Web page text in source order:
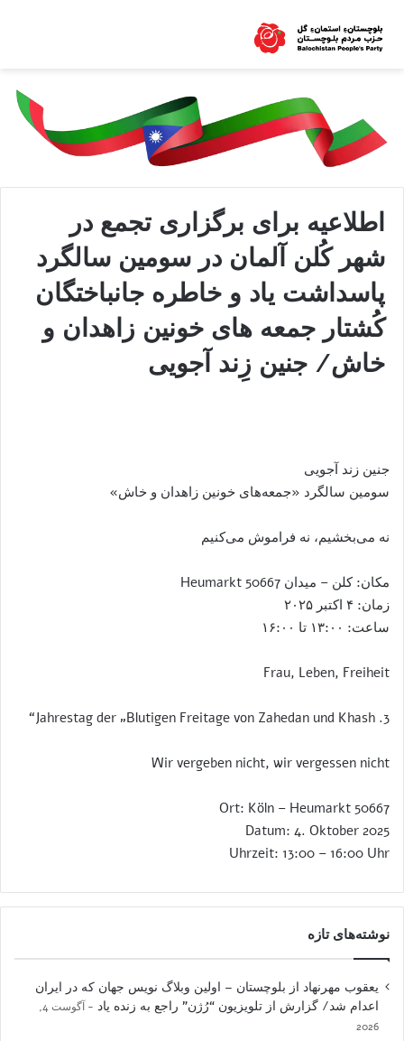
اطلاعیه برای برگزاری تجمع در
شهر کُلن آلمان در سومین سالگرد
پاسداشت یاد و خاطره جانباختگان
کُشتار جمعه های خونین زاهدان و
خاش/ جنین زِند آجویی
جنین زند آجویی
سومین سالگرد «جمعه‌های خونین زاهدان و خاش»
نه می‌بخشیم، نه فراموش می‌کنیم
مکان: کلن – میدان Heumarkt 50667
زمان: ۴ اکتبر ۲۰۲۵
ساعت: ۱۳:۰۰ تا ۱۶:۰۰
Frau, Leben, Freiheit
3. Jahrestag der „Blutigen Freitage von Zahedan und Khash“
Wir vergeben nicht, wir vergessen nicht
Ort: Köln – Heumarkt 50667
Datum: 4. Oktober 2025
Uhrzeit: 13:00 – 16:00 Uhr
نوشته‌های تازه
یعقوب مهرنهاد از بلوچستان – اولین وبلاگ نویس جهان که در ایران
اعدام شد/ گزارش از تلویزیون “رُژن” راجع به زنده یاد
آگوست 4,
2026